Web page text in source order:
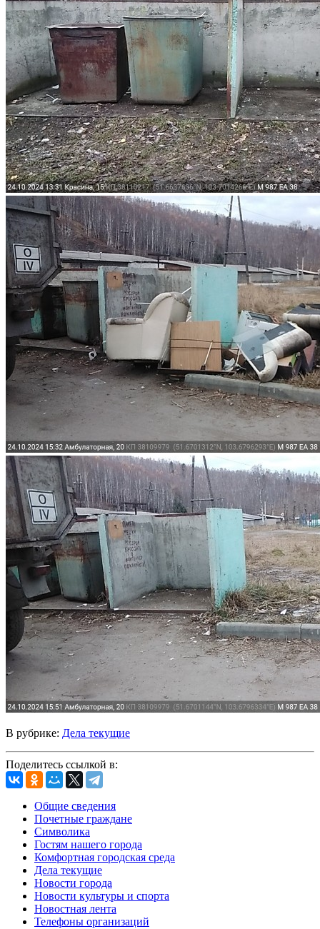
В рубрике: Дела текущие
Поделитесь ссылкой в:
Общие сведения
Почетные граждане
Символика
Гостям нашего города
Комфортная городская среда
Дела текущие
Новости города
Новости культуры и спорта
Новостная лента
Телефоны организаций